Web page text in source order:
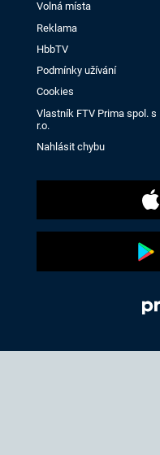
Volná místa
Reklama
HbbTV
Podmínky užívání
Cookies
Vlastník FTV Prima spol. s
r.o.
Nahlásit chybu